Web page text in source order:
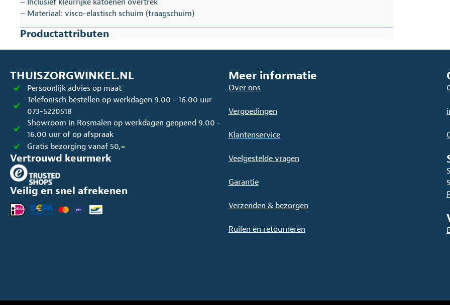
– Inclusief kleurrijke katoenen overtrek
– Materiaal: visco-elastisch schuim (traagschuim)
Productattributen
THUISZORGWINKEL.NL
Persoonlijk advies op maat
Telefonisch bestellen op werkdagen 9.00 - 16.00 uur
073-5220518
Showroom in Rosmalen op werkdagen geopend 9.00 -
16.00 uur of op afspraak
Gratis bezorging vanaf 50,=
Vertrouwd keurmerk
Veilig en snel afrekenen
Meer informatie
Over ons
Vergoedingen
Klantenservice
Veelgestelde vragen
Garantie
Verzenden & bezorgen
Ruilen en retourneren